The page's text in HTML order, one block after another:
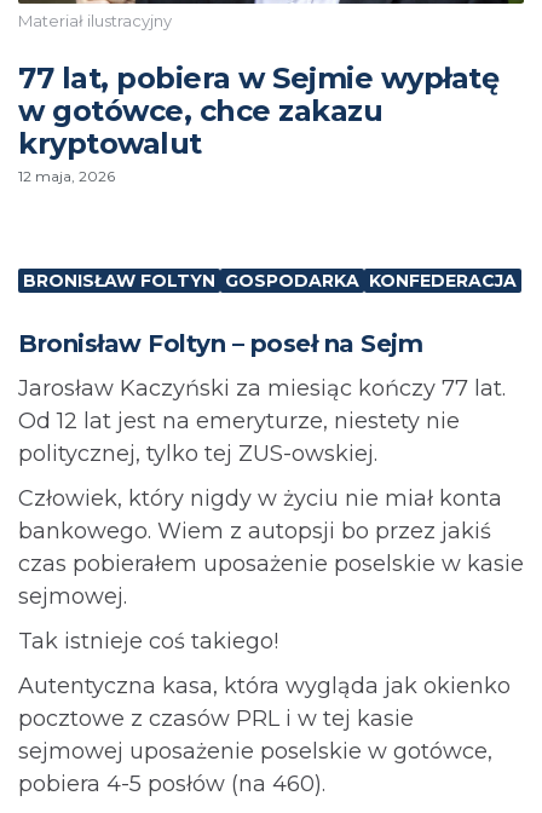
Materiał ilustracyjny
77 lat, pobiera w Sejmie wypłatę
w gotówce, chce zakazu
kryptowalut
12 maja, 2026
BRONISŁAW FOLTYN GOSPODARKA KONFEDERACJA
Bronisław Foltyn – poseł na Sejm
Jarosław Kaczyński za miesiąc kończy 77 lat.
Od 12 lat jest na emeryturze, niestety nie
politycznej, tylko tej ZUS-owskiej.
Człowiek, który nigdy w życiu nie miał konta
bankowego. Wiem z autopsji bo przez jakiś
czas pobierałem uposażenie poselskie w kasie
sejmowej.
Tak istnieje coś takiego!
Autentyczna kasa, która wygląda jak okienko
pocztowe z czasów PRL i w tej kasie
sejmowej uposażenie poselskie w gotówce,
pobiera 4-5 posłów (na 460).